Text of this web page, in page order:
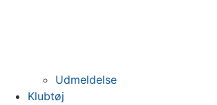
Udmeldelse
Klubtøj